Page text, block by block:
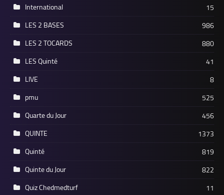
International
15
LES 2 BASES
986
LES 2 TOCARDS
880
LES Quinté
41
LIVE
8
pmu
525
Quarte du Jour
456
QUINTE
1373
Quinté
819
Quinte du Jour
822
Quiz Chedmedturf
11